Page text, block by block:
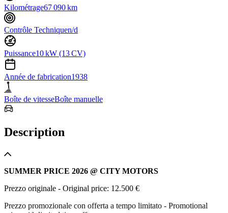
Kilométrage67 090 km
Contrôle Techniquen/d
Puissance10 kW (13 CV)
Année de fabrication1938
Boîte de vitesseBoîte manuelle
Description
SUMMER PRICE 2026 @ CITY MOTORS
Prezzo originale - Original price: 12.500 €
Prezzo promozionale con offerta a tempo limitato - Promotional